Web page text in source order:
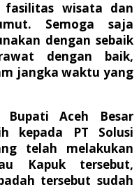
fasilitas wisata dan
Semoga saja
dengan sebaik
dengan baik,
jangka waktu yang
Aceh Besar
kepada PT Solusi
telah melakukan
Kapuk tersebut,
tersebut sudah